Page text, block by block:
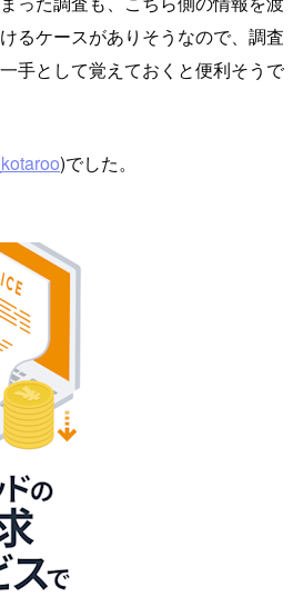
るケースがありそうなので、調査
手として覚えておくと便利そうで
)でした。